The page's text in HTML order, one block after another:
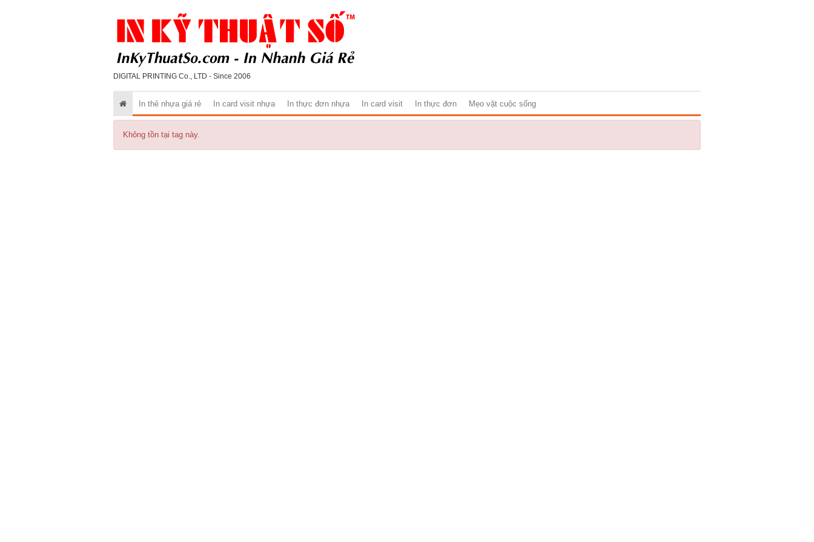
DIGITAL PRINTING Co., LTD - Since 2006
In thẻ nhựa giá rẻ In card visit nhựa In thực đơn nhựa In card visit In thực đơn Mẹo vặt cuộc sống
Không tồn tại tag này.